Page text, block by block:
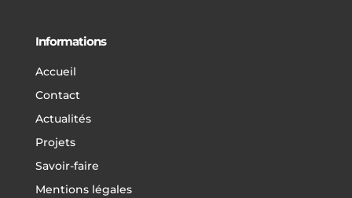
Informations
Accueil
Contact
Actualités
Projets
Savoir-faire
Mentions légales